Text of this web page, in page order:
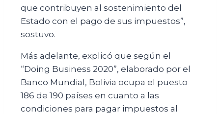
que contribuyen al sostenimiento del
Estado con el pago de sus impuestos”,
sostuvo.
Más adelante, explicó que según el
“Doing Business 2020”, elaborado por el
Banco Mundial, Bolivia ocupa el puesto
186 de 190 países en cuanto a las
condiciones para pagar impuestos al